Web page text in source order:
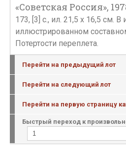
«Советская Россия»,
173, [3] c., ил. 21,5 х 16,5 см. В
иллюстрированном
Потертости переплета.
Перейти на предыдущий лот
Перейти на следующий лот
Перейти на первую страницу
Быстрый переход к